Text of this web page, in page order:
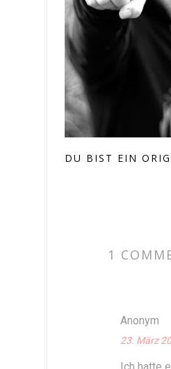
DU BIST EIN
1
Anonym
23. März